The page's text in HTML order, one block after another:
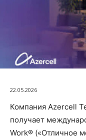
22.05.2026
Компания Azercell
получает
Work® («Отличное